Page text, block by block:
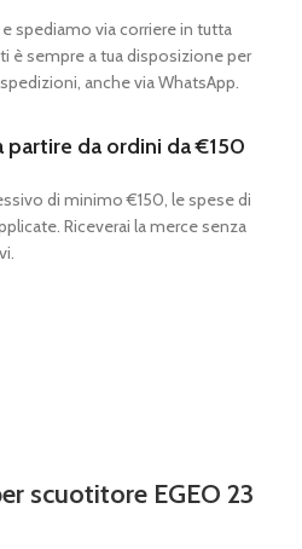
spediamo via corriere in tutta
è sempre a tua disposizione per
anche via WhatsApp.
da ordini da €150
di minimo €150, le spese di
Riceverai la merce senza
scuotitore EGEO 23